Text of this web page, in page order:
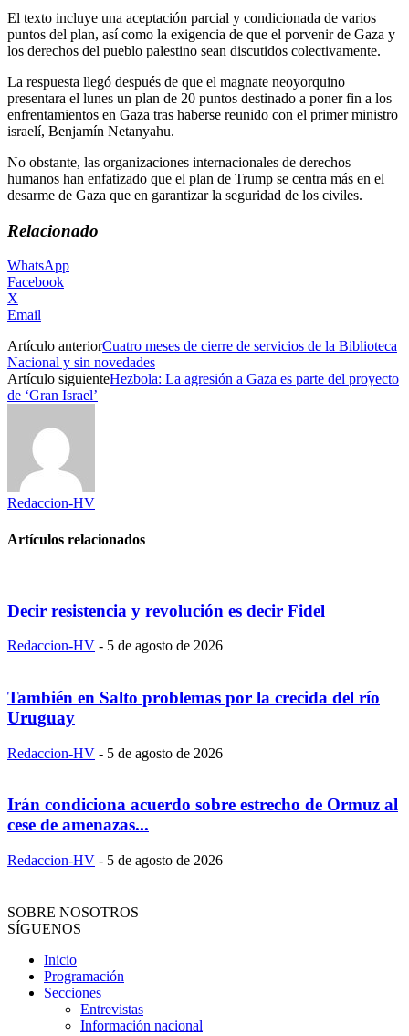
El texto incluye una aceptación parcial y condicionada de varios
puntos del plan, así como la exigencia de que el porvenir de Gaza y
los derechos del pueblo palestino sean discutidos colectivamente.
La respuesta llegó después de que el magnate neoyorquino
presentara el lunes un plan de 20 puntos destinado a poner fin a los
enfrentamientos en Gaza tras haberse reunido con el primer ministro
israelí, Benjamín Netanyahu.
No obstante, las organizaciones internacionales de derechos
humanos han enfatizado que el plan de Trump se centra más en el
desarme de Gaza que en garantizar la seguridad de los civiles.
Relacionado
WhatsApp
Facebook
X
Email
Artículo anteriorCuatro meses de cierre de servicios de la Biblioteca
Nacional y sin novedades
Artículo siguienteHezbola: La agresión a Gaza es parte del proyecto
de ‘Gran Israel’
Redaccion-HV
Artículos relacionados
Decir resistencia y revolución es decir Fidel
Redaccion-HV - 5 de agosto de 2026
También en Salto problemas por la crecida del río
Uruguay
Redaccion-HV - 5 de agosto de 2026
Irán condiciona acuerdo sobre estrecho de Ormuz al
cese de amenazas...
Redaccion-HV - 5 de agosto de 2026
SOBRE NOSOTROS
SÍGUENOS
Inicio
Programación
Secciones
Entrevistas
Información nacional